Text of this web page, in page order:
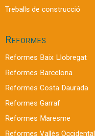
Treballs de construcció
Reformes
Reformes Baix Llobregat
Reformes Barcelona
Reformes Costa Daurada
Reformes Garraf
Reformes Maresme
Reformes Vallès Occidental